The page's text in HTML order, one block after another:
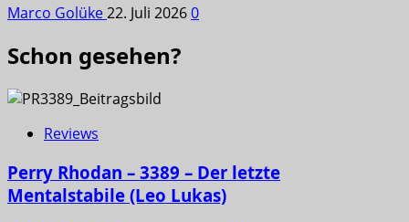
Marco Golüke22. Juli 20260
Schon gesehen?
Reviews
Perry Rhodan – 3389 – Der letzte
Mentalstabile (Leo Lukas)